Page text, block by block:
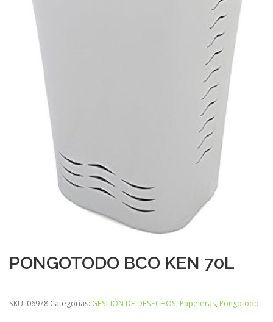
PONGOTODO BCO KEN 70L
SKU: 06978 Categorías: GESTIÓN DE DESECHOS, Papeleras, Pongotodo